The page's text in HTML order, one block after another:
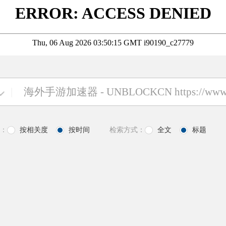
按相关度 按时间 检索方式： 全文 标题